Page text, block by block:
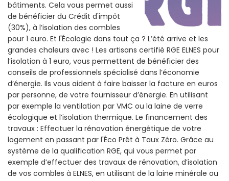
bâtiments. Cela vous permet aussi
de bénéficier du Crédit d'impôt
(30%), à l’isolation des combles
pour 1 euro. Et l'Écologie dans tout ça ? L’été arrive et les
grandes chaleurs avec ! Les artisans certifié RGE ELNES pour
l’isolation à 1 euro, vous permettent de bénéficier des
conseils de professionnels spécialisé dans l’économie
d’énergie. Ils vous aident à faire baisser la facture en euros
par personne, de votre fournisseur d’énergie. En utilisant
par exemple la ventilation par VMC ou la laine de verre
écologique et l’isolation thermique. Le financement des
travaux : Effectuer la rénovation énergétique de votre
logement en passant par l'Éco Prêt à Taux Zéro. Grâce au
système de la qualification RGE, qui vous permet par
exemple d’effectuer des travaux de rénovation, d’isolation
de vos combles à ELNES, en utilisant de la laine minérale ou